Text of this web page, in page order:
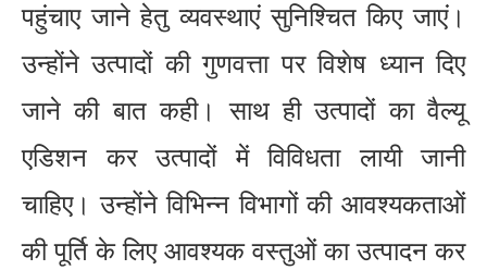
पहुंचाए जाने हेतु व्यवस्थाएं सुनिश्चित किए जाएं।
उन्होंने उत्पादों की गुणवत्ता पर विशेष ध्यान दिए
जाने की बात कही। साथ ही उत्पादों का वैल्यू
एडिशन कर उत्पादों में विविधता लायी जानी
चाहिए। उन्होंने विभिन्न विभागों की आवश्यकताओं
की पूर्ति के लिए आवश्यक वस्तुओं का उत्पादन कर